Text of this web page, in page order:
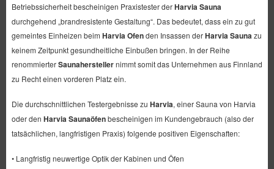
Betriebssicherheit bescheinigen Praxistester derHarvia Sauna
durchgehend „brandresistente Gestaltung“. Das bedeutet, dass ein zu gut
gemeintes Einheizen beim Harvia Ofenden Insassen derHarvia Sauna zu
keinem Zeitpunkt gesundheitliche Einbußen bringen. In der Reihe
renommierterSaunaherstellernimmt somit das Unternehmen aus Finnland
zu Recht einen vorderen Platz ein.
Die durchschnittlichen Testergebnisse zu Harvia, einer Sauna von Harvia
oder den Harvia Saunaöfenbescheinigen im Kundengebrauch (also der
tatsächlichen, langfristigen Praxis) folgende positiven Eigenschaften:
• Langfristig neuwertige Optik der Kabinen und Öfen